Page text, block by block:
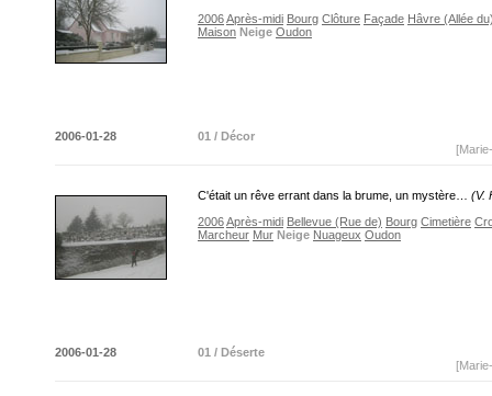
2006Après-midi Bourg Clôture Façade Hâvre (Allée
Maison Neige Oudon
2006-01-28
01 / Décor
C'était un rêve errant dans la brume, un mystère… (V.
2006Après-midi Bellevue (Rue de) Bourg Cimetière
Marcheur Mur Neige Nuageux Oudon
2006-01-28
01 / Déserte